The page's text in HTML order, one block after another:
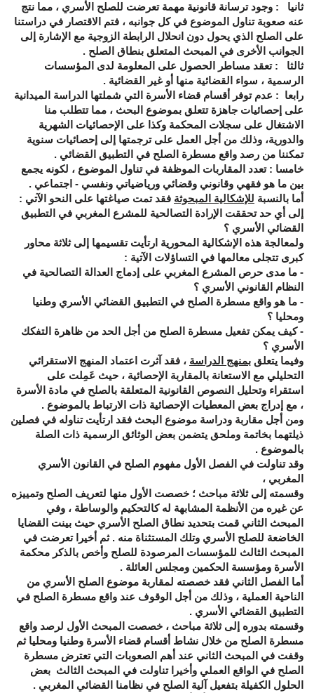
ثانيا
: وجود ترسانة قانونية مهمة تعرضت للصلح الأسري ، مما نتج
عنه صعوبة تناول الموضوع في كل جوانبه ، فتم الاقتصار في دراستنا
على الصلح الذي يحول دون انحلال الرابطة الزوجية مع الإشارة إلى
الجوانب الأخرى في المبحث المتعلق بنطاق الصلح .
ثالثا
: تعقد مساطر الحصول على المعلومة لدى المؤسسات
الرسمية ، سواء القضائية منها أو غير القضائية .
رابعا : عدم توفر أقسام قضاء الأسرة التي شملتها الدراسة الميدانية
على إحصائيات جاهزة تتعلق بموضوع البحث ، مما تتطلب منا
الاشتغال على سجلات المحكمة وكذا على الإحصائيات الشهرية
والدورية، وذلك من أجل العمل على ترجمتها إلى إحصائيات سنوية
تمكننا من رصد واقع مسطرة الصلح في التطبيق القضائي .
خامسا : تعدد المقاربات الموظفة في تناول الموضوع ، لكونه يجمع
بين ما هو فقهي وقانوني وقضائي ورياضياتي ونفسي - اجتماعي .
أما بالنسبة للإشكالية المبحوثة فقد تمت صياغتها على النحو الآتي :
إلى أي حد تحققت الإرادة التصالحية للمشرع المغربي في التطبيق
القضائي الأسري ؟
ولمعالجة هذه الإشكالية المحورية ارتأيت تقسيمها إلى ثلاثة محاور
كبرى تتجلى معالمها في التساؤلات الآتية :
- ما مدى حرص المشرع المغربي على إدماج العدالة التصالحية في
النظام القانوني الأسري ؟
- ما هو واقع مسطرة الصلح في التطبيق القضائي الأسري وطنيا
ومحليا ؟
- كيف يمكن تفعيل مسطرة الصلح من أجل الحد من ظاهرة التفكك
الأسري ؟
وفيما يتعلق بمنهج الدراسة ، فقد آثرت اعتماد المنهج الاستقرائي
التحليلي مع الاستعانة بالمقاربة الإحصائية ، حيث عَمِلت على
استقراء وتحليل النصوص القانونية المتعلقة بالصلح في مادة الأسرة
، مع إدراج بعض المعطيات الإحصائية ذات الارتباط بالموضوع .
ومن أجل مقاربة ودراسة موضوع البحث فقد ارتأيت تناوله في فصلين
ذيلتهما بخاتمة وملحق يتضمن بعض الوثائق الرسمية ذات الصلة
بالموضوع .
وقد تناولت في الفصل الأول مفهوم الصلح في القانون الأسري
المغربي ،
وقسمته إلى ثلاثة مباحث ؛ خصصت الأول منها لتعريف الصلح وتمييزه
عن غيره من الأنظمة المشابهة له كالتحكيم والوساطة ، وفي
المبحث الثاني قمت بتحديد نطاق الصلح الأسري حيث بينت القضايا
الخاضعة للصلح الأسري وتلك المستثناة منه . ثم أخيرا تعرضت في
المبحث الثالث للمؤسسات المرصودة للصلح وأخص بالذكر محكمة
الأسرة ومؤسسة الحكمين ومجلس العائلة .
أما الفصل الثاني فقد خصصته لمقاربة موضوع الصلح الأسري من
الناحية العملية ، وذلك من أجل الوقوف عند واقع مسطرة الصلح في
التطبيق القضائي الأسري .
وقسمته بدوره إلى ثلاثة مباحث ، خصصت المبحث الأول لرصد واقع
مسطرة الصلح من خلال نشاط أقسام قضاء الأسرة وطنيا ومحليا ثم
وقفت في المبحث الثاني عند أهم الصعوبات التي تعترض مسطرة
الصلح في الواقع العملي وأخيرا تناولت في المبحث الثالث بعض
الحلول الكفيلة بتفعيل آلية الصلح في نظامنا القضائي المغربي .